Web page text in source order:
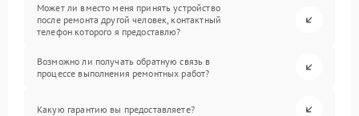
Может ли вместо меня принять устройство
после ремонта другой человек, контактный
телефон которого я предоставлю?
Возможно ли получать обратную связь в
процессе выполнения ремонтных работ?
Какую гарантию вы предоставляете?